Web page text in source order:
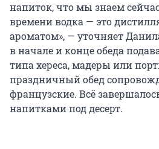
напиток, что мы знаем
времени водка — это
ароматом», — уточняет
в начале и конце обеда
типа хереса, мадеры или
праздничный обед
французские. Всё
напитками под десерт.